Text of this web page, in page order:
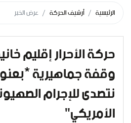
الرئيسية أرشيف الحركة عرض الخبر
حركة الأحرار إقليم
وقفة جماهيرية
نتصدى للإجرام
الأمريكي"